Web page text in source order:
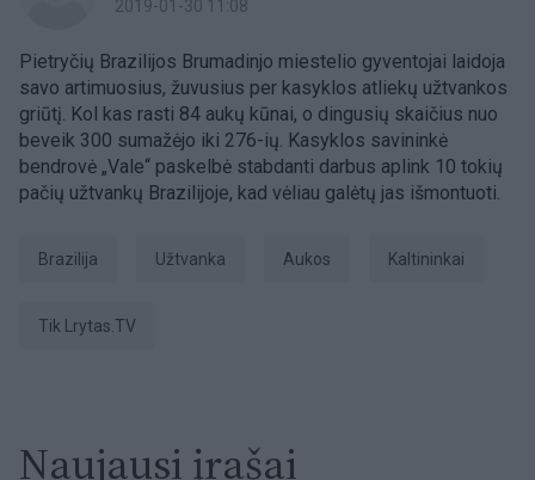
2019-01-30 11:08
Pietryčių Brazilijos Brumadinjo miestelio gyventojai laidoja
savo artimuosius, žuvusius per kasyklos atliekų užtvankos
griūtį. Kol kas rasti 84 aukų kūnai, o dingusių skaičius nuo
beveik 300 sumažėjo iki 276-ių. Kasyklos savininkė
bendrovė „Vale“ paskelbė stabdanti darbus aplink 10 tokių
pačių užtvankų Brazilijoje, kad vėliau galėtų jas išmontuoti.
Brazilija užtvanka aukos kaltininkai
tik Lrytas.TV
Naujausi įrašai